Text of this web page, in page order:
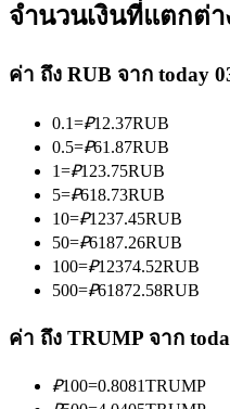
ลอกการซื้อขาย
ข้อมูล
การวิเคราะห์ข้อมูลขน
จำนวนเงินที่แตกต่
ค่า ถึง RUB จาก today
0.1=₽12.37RUB
0.5=₽61.87RUB
1=₽123.75RUB
5=₽618.73RUB
10=₽1237.45RUB
50=₽6187.26RUB
100=₽12374.52RUB
500=₽61872.58RUB
ค่า ถึง TRUMP จาก
₽100=0.8081TRUMP